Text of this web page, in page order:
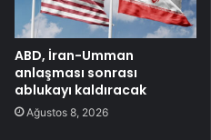
ABD, İran-Umman
anlaşması sonrası
ablukayı kaldıracak
Ağustos 8, 2026